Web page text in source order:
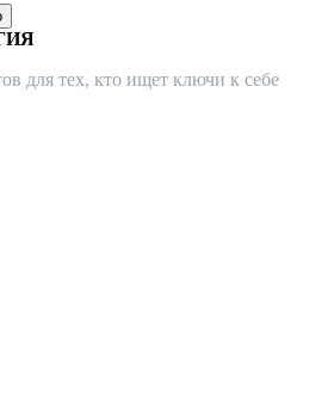
для тех, кто ищет ключи к себе